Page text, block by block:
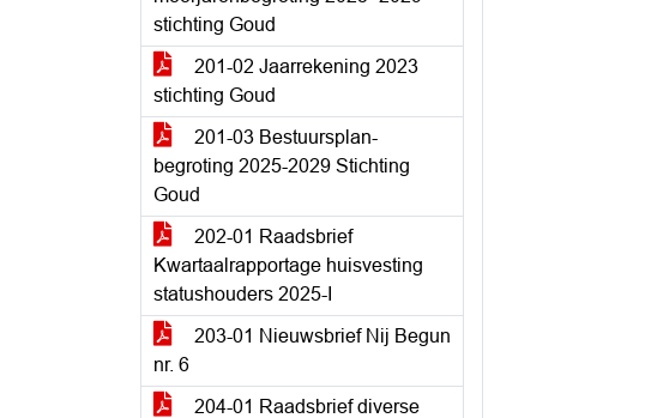
stichting Goud
201-02 Jaarrekening 2023
stichting Goud
201-03 Bestuursplan-
begroting 2025-2029 Stichting
Goud
202-01 Raadsbrief
Kwartaalrapportage huisvesting
statushouders 2025-I
203-01 Nieuwsbrief Nij Begun
nr. 6
204-01 Raadsbrief diverse